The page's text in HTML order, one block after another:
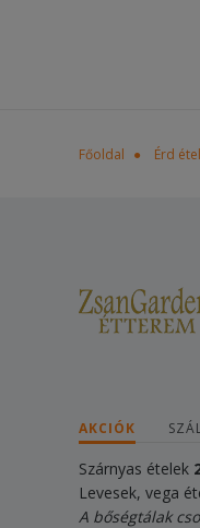
Főoldal Érd
AKCIÓK
Szárnyas ételek
Levesek, vega
A bőségtálak